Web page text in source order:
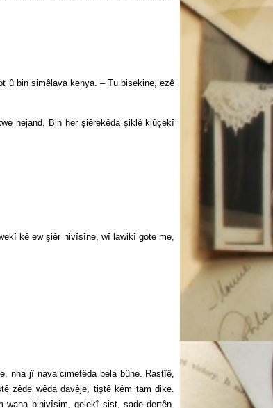
bin simêlava kenya. – Tu bisekine, ezê
hejand. Bin her şiêrekêda şiklê klûçekî
kê ew şiêr nivîsîne, wî lawikî gote me,
jî nava cimetêda bela bûne. Rastîê,
zêde wêda davêje, tiştê kêm tam dike.
wana binivîsim, gelekî sist, sade dertên.